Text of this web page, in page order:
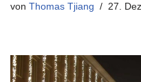
von Thomas Tjiang 27.